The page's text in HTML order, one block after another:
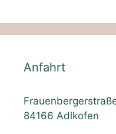
Anfahrt
84166 Adlkofen